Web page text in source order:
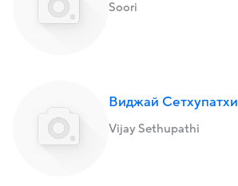
Soori
Виджай Сетхупатхи
Vijay Sethupathi